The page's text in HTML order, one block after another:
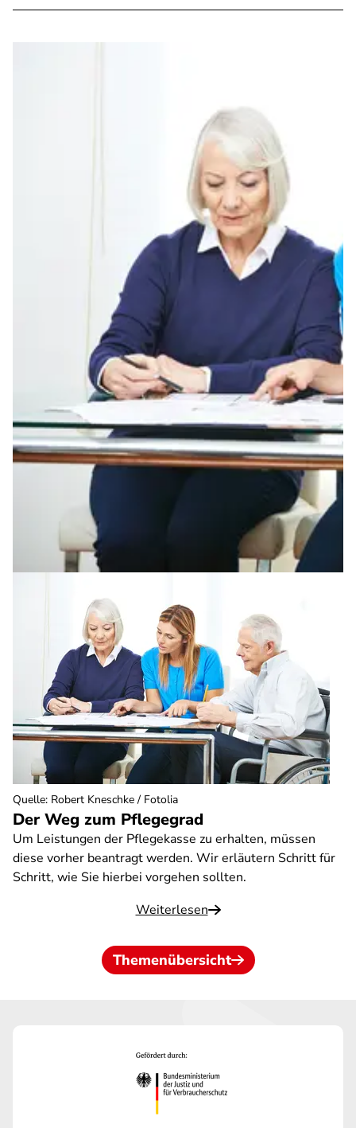
Der Weg zum Pflegegrad
Um Leistungen der Pflegekasse zu erhalten, müssen
diese vorher beantragt werden. Wir erläutern Schritt für
Schritt, wie Sie hierbei vorgehen sollten.
Weiterlesen
Quelle: Robert Kneschke / Fotolia
Themenübersicht